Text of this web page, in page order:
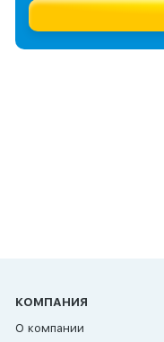
КОМПАНИЯ
О компании